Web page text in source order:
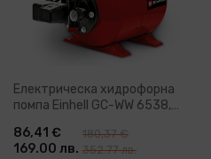
Електрическа хидрофорна
помпа Einhell GC-WW 6538,
86,41 €
169.00 лв.
180,37 €
352.77 лв.